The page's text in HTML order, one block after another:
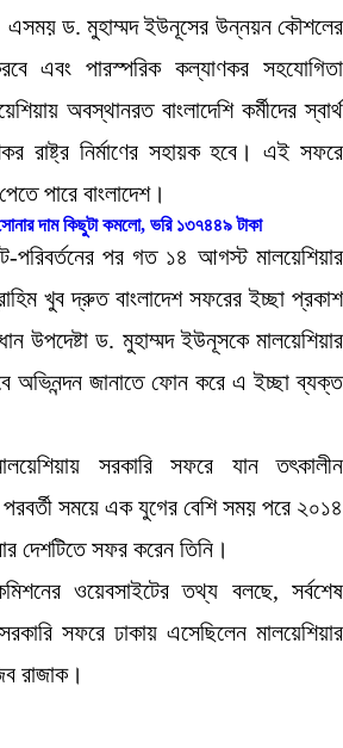
এসময় ড. মুহাম্মদ ইউনূসের উন্নয়ন কৌশলের
এবং পারস্পরিক কল্যাণকর সহযোগিতা
অবস্থানরত বাংলাদেশি কর্মীদের স্বার্থ
রাষ্ট্র নির্মাণের সহায়ক হবে। এই সফরে
পারে বাংলাদেশ।
দাম কিছুটা কমলো, ভরি ১৩৭৪৪৯ টাকা
পরিবর্তনের পর গত ১৪ আগস্ট মালয়েশিয়ার
খুব দ্রুত বাংলাদেশ সফরের ইচ্ছা প্রকাশ
উপদেষ্টা ড. মুহাম্মদ ইউনূসকে মালয়েশিয়ার
অভিনন্দন জানাতে ফোন করে এ ইচ্ছা ব্যক্ত
সরকারি সফরে যান তৎকালীন
পরবর্তী সময়ে এক যুগের বেশি সময় পরে ২০১৪
দেশটিতে সফর করেন তিনি।
ওয়েবসাইটের তথ্য বলছে, সর্বশেষ
সফরে ঢাকায় এসেছিলেন মালয়েশিয়ার
রাজাক।